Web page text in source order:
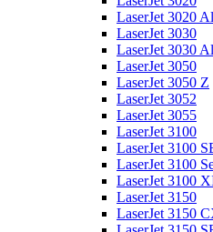
LaserJet 3020
LaserJet 3030
LaserJet 3030
LaserJet 3050
LaserJet 3050 Z
LaserJet 3052
LaserJet 3055
LaserJet 3100
LaserJet 3100
LaserJet 3100
LaserJet 3100
LaserJet 3150
LaserJet 3150